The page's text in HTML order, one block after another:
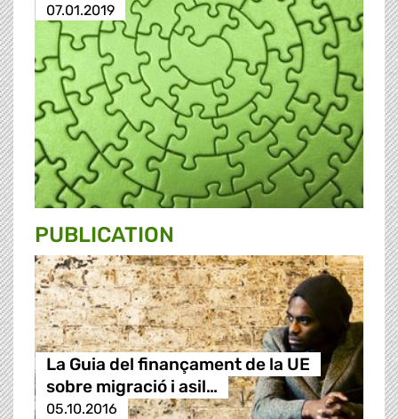
07.01.2019
PUBLICATION
La Guia del finançament de la UE
sobre migració i asil…
05.10.2016